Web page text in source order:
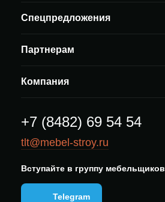
Спецпредложения
Партнерам
Компания
+7 (8482) 69 54 54
tlt@mebel-stroy.ru
Вступайте в группу мебельщиков
Telegram